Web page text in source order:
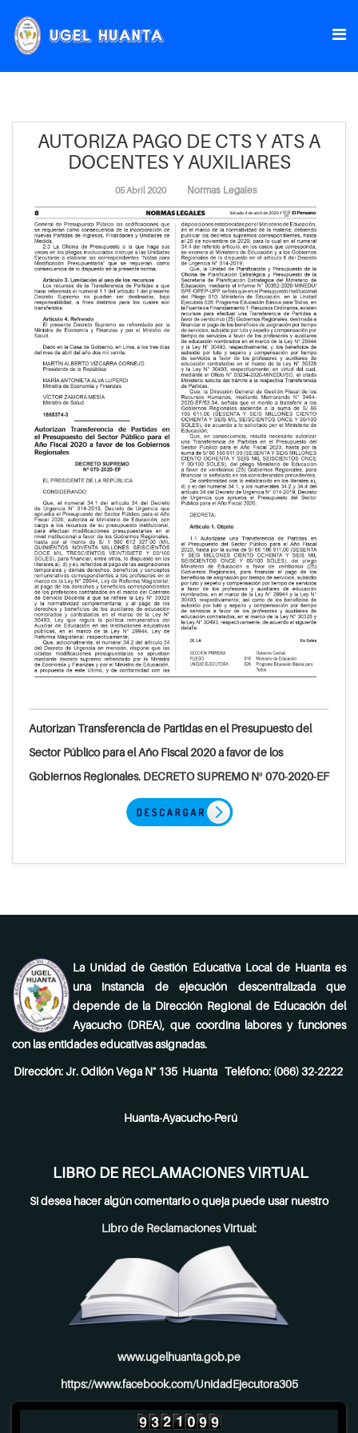
AUTORIZA PAGO DE CTS Y ATS A
DOCENTES Y AUXILIARES
05 Abril 2020 Normas Legales
Autorizan Transferencia de Partidas en el Presupuesto del
Sector Público para el Año Fiscal 2020 a favor de los
Gobiernos Regionales. DECRETO SUPREMO Nº 070-2020-EF
La Unidad de Gestión Educativa Local de Huanta es
una instancia de ejecución descentralizada que
depende de la Dirección Regional de Educación del
Ayacucho (DREA), que coordina labores y funciones
con las entidades educativas asignadas.
Dirección: Jr. Odilón Vega N° 135 Huanta Teléfono: (066) 32-2222
Huanta-Ayacucho-Perú
LIBRO DE RECLAMACIONES VIRTUAL
Si desea hacer algún comentario o queja puede usar nuestro
Libro de Reclamaciones Virtual:
www.ugelhuanta.gob.pe
https://www.facebook.com/UnidadEjecutora305